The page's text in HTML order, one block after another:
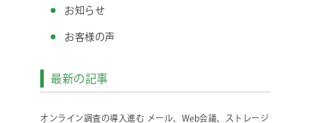
お知らせ
お客様の声
最新の記事
オンライン調査の導入進む メール、Web会議、ストレージ